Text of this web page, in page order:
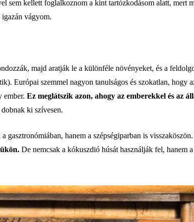
sem kellett foglalkoznom a kint tartózkodásom alatt, mert
vágyom.
majd aratják le a különféle növényeket, és a
Európai szemmel nagyon tanulságos és szokatlan, hogy
ember. Ez meglátszik azon, ahogy az emberekkel és az
ki szívesen.
hanem a szépségiparban is
De nemcsak a kókuszdió húsát használják fel, hanem